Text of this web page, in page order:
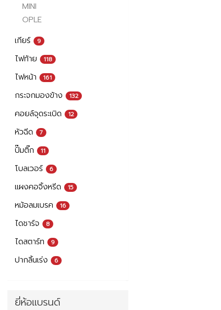
MINI
OPLE
เกียร์
9
ไฟท้าย 118
ไฟหน้า 161
กระจกมองข้าง 132
คอยล์จุดระเบิด 12
หัวฉีด 7
ปั๊มติ๊ก 11
โบลเวอร์ 6
แผงคอจิ้งหรีด 15
หม้อลมเบรค 16
ไดชาร์จ 8
ไดสตาร์ท 9
ปากลิ้นเร่ง 6
ยี่ห้อแบรนด์